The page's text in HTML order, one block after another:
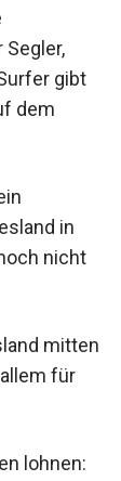
gibt
dem
in
nicht
mitten
für
lohnen: